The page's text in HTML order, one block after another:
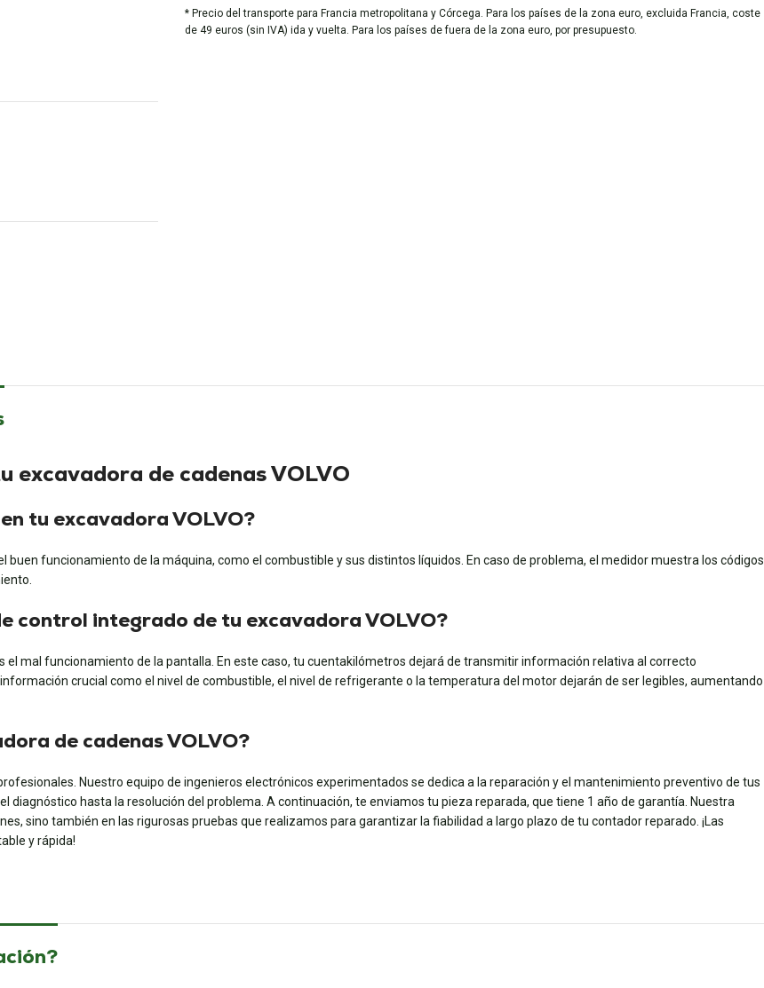
* Precio del transporte para Francia metropolitana y Córcega. Para los países de la zona euro, excluida Francia, coste
de 49 euros (sin IVA) ida y vuelta. Para los países de fuera de la zona euro, por presupuesto.
excavadora de cadenas VOLVO
tu excavadora VOLVO?
funcionamiento de la máquina, como el combustible y sus distintos líquidos. En caso de problema, el medidor muestra los códigos
control integrado de tu excavadora VOLVO?
mal funcionamiento de la pantalla. En este caso, tu cuentakilómetros dejará de transmitir información relativa al correcto
crucial como el nivel de combustible, el nivel de refrigerante o la temperatura del motor dejarán de ser legibles, aumentando
de cadenas VOLVO?
Nuestro equipo de ingenieros electrónicos experimentados se dedica a la reparación y el mantenimiento preventivo de tus
diagnóstico hasta la resolución del problema. A continuación, te enviamos tu pieza reparada, que tiene 1 año de garantía. Nuestra
sino también en las rigurosas pruebas que realizamos para garantizar la fiabilidad a largo plazo de tu contador reparado. ¡Las
y rápida!